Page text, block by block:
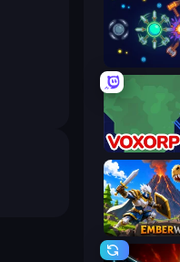
BladeOrbit.io
Voxorp
EmberWars.io